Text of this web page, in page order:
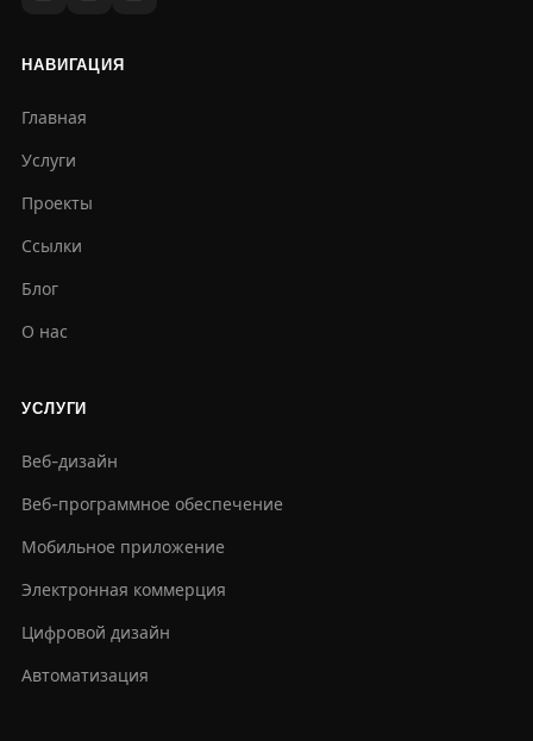
НАВИГАЦИЯ
Главная
Услуги
Проекты
Ссылки
Блог
О нас
УСЛУГИ
Веб-дизайн
Веб-программное обеспечение
Мобильное приложение
Электронная коммерция
Цифровой дизайн
Автоматизация